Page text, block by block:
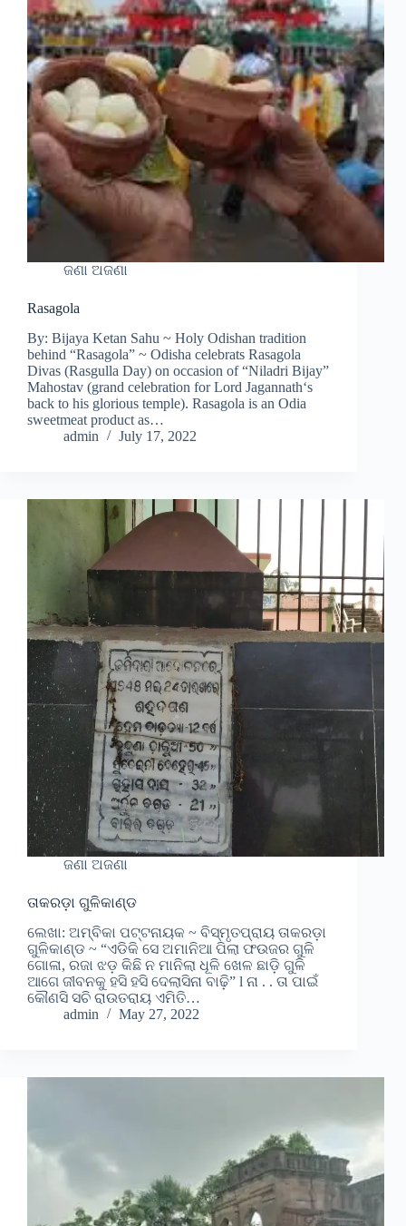
ଜଣା ଅଜଣା
Rasagola
By: Bijaya Ketan Sahu ~ Holy Odishan tradition
behind “Rasagola” ~ Odisha celebrats Rasagola
Divas (Rasgulla Day) on occasion of “Niladri Bijay”
Mahostav (grand celebration for Lord Jagannath‘s
back to his glorious temple). Rasagola is an Odia
sweetmeat product as…
admin
July 17, 2022
ଜଣା ଅଜଣା
ତାକରଡ଼ା ଗୁଳିକାଣ୍ଡ
ଲେଖା: ଅମ୍ବିକା ପଟ୍ଟନାୟକ ~ ବିସ୍ମୃତପ୍ରାୟ ତାକରଡ଼ା
ଗୁଳିକାଣ୍ଡ ~ “ଏଡିକି ସେ ଅମାନିଆ ପିଲା ଫଉଜର ଗୁଳି
ଗୋଳା, ରଜା ଝଡ଼ କିଛି ନ ମାନିଲା ଧୂଳି ଖେଳ ଛାଡ଼ି ଗୁଳି
ଆଗେ ଜୀବନକୁ ହସି ହସି ଦେଲାସିନା ବାଢ଼ି” l ନା . . ତା ପାଇଁ
କୌଣସି ସଚି ରାଉତରାୟ ଏମିତି…
admin
May 27, 2022